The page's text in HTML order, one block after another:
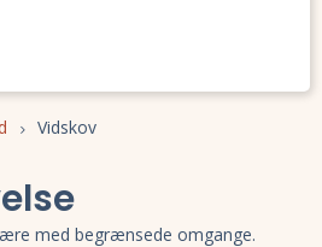
Vidskov
med begrænsede omgange.